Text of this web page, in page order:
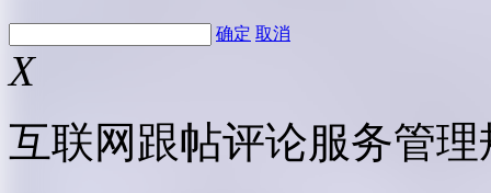
确定 取消
X
互联网跟帖评论服务管理